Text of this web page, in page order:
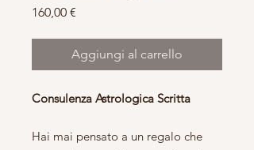
160,00 €
Aggiungi al carrello
Consulenza Astrologica Scritta
Hai mai pensato a un regalo che